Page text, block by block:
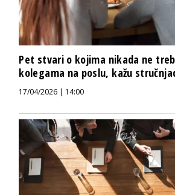
Pet stvari o kojima nikada ne
kolegama na poslu, kažu
17/04/2026 | 14:00